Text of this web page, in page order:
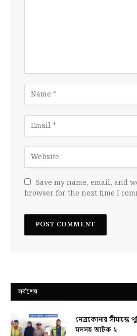
Save my name, email, and
browser for the next time I
সর্বশেষ
নেত্রকোনার
মদসহ আটক ২